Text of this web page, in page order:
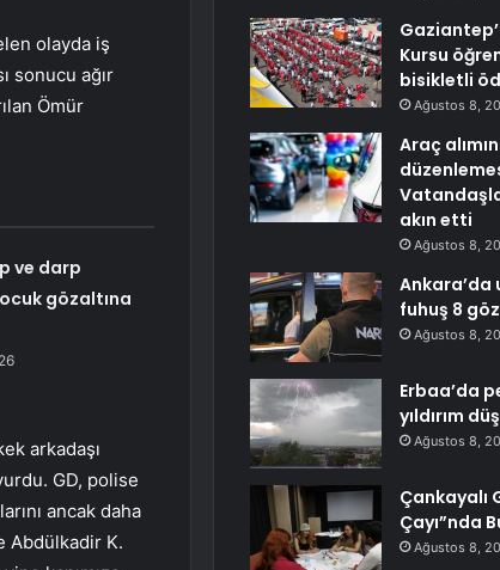
olayda iş
sonucu ağır
Ömür
ve darp
gözaltına
arkadaşı
GD, polise
ancak daha
Abdülkadir K.
Kursu
bisikletli
Ağustos 8,
Araç
akın etti
Ağustos 8,
Ankara’da
fuhuş 8
Ağustos 8,
Erbaa’da
yıldırım
Ağustos 8,
Çankayalı
Çayı”nda
Ağustos 8,